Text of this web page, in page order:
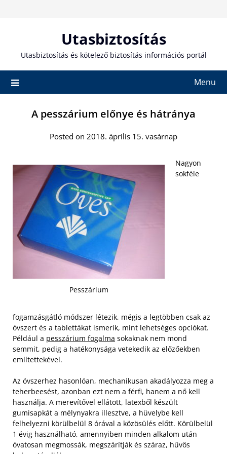
Utasbiztosítás
Utasbiztosítás és kötelező biztosítás információs portál
Menu
A pesszárium előnye és hátránya
Posted on 2018. április 15. vasárnap
Pesszárium
Nagyon
sokféle
fogamzásgátló módszer létezik, mégis a legtöbben csak az
óvszert és a tablettákat ismerik, mint lehetséges opciókat.
Például a pesszárium fogalma sokaknak nem mond
semmit, pedig a hatékonysága vetekedik az előzőekben
említettekével.
Az óvszerhez hasonlóan, mechanikusan akadályozza meg a
teherbeesést, azonban ezt nem a férfi, hanem a nő kell
használja. A merevítővel ellátott, latexből készült
gumisapkát a mélynyakra illesztve, a hüvelybe kell
felhelyezni körülbelül 8 órával a közösülés előtt. Körülbelül
1 évig használható, amennyiben minden alkalom után
óvatosan megmossák, megszárítják és száraz, hűvös